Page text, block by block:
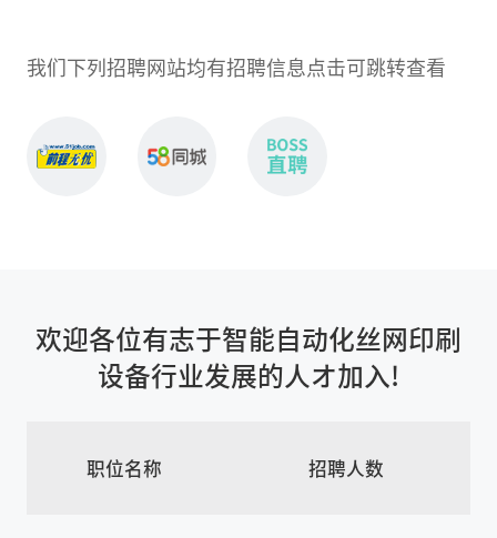
我们下列招聘网站均有招聘信息点击可跳转查看
欢迎各位有志于智能自动化丝网印刷
设备行业发展的人オ加入!
职位名称 招聘人数